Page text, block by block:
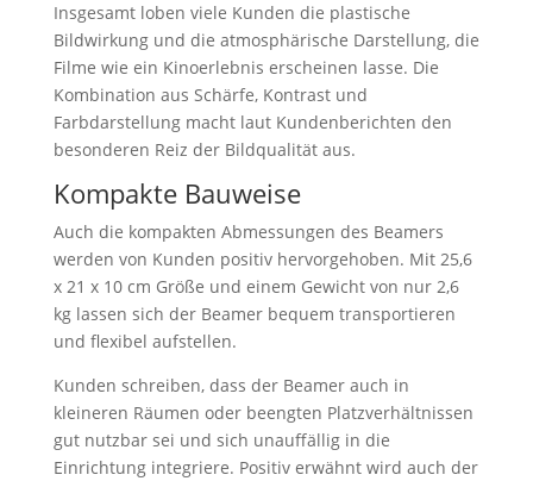
Insgesamt loben viele Kunden die plastische
Bildwirkung und die atmosphärische Darstellung, die
Filme wie ein Kinoerlebnis erscheinen lasse. Die
Kombination aus Schärfe, Kontrast und
Farbdarstellung macht laut Kundenberichten den
besonderen Reiz der Bildqualität aus.
Kompakte Bauweise
Auch die kompakten Abmessungen des Beamers
werden von Kunden positiv hervorgehoben. Mit 25,6
x 21 x 10 cm Größe und einem Gewicht von nur 2,6
kg lassen sich der Beamer bequem transportieren
und flexibel aufstellen.
Kunden schreiben, dass der Beamer auch in
kleineren Räumen oder beengten Platzverhältnissen
gut nutzbar sei und sich unauffällig in die
Einrichtung integriere. Positiv erwähnt wird auch der